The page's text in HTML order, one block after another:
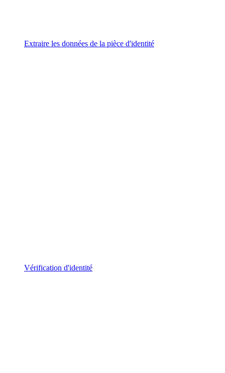
Extraire les données de la pièce d'identité
Vérification d'identité